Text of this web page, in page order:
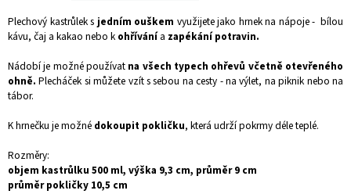
Plechový kastrůlek s jedním ouškem využijete jako hrnek na nápoje - bílou
kávu, čaj a kakao nebo k ohřívánía zapékání potravin.
Nádobí je možné používat na všech typech ohřevů včetně otevřeného
ohně.Plecháček si můžete vzít s sebou na cesty - na výlet, na piknik nebo na
tábor.
K hrnečku je možné dokoupit pokličku, která udrží pokrmy déle teplé.
Rozměry:
objem kastrůlku 500 ml, výška 9,3 cm, průměr 9 cm
průměr pokličky 10,5 cm